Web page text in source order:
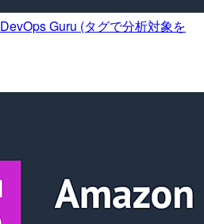
Guru (タグで分析対象を